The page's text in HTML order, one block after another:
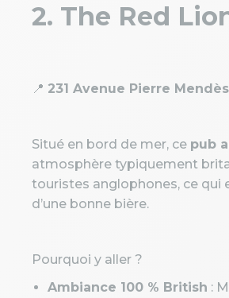
2. The Red
📍 231 Avenue Pierre
Situé en bord de mer, ce pub
atmosphère typiquement
touristes anglophones, ce
d’une bonne bière.
Pourquoi y aller ?
Ambiance 100 % British :